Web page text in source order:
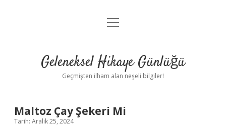
Anasayfa
Yasal Uyarı
menüyü
Geleneksel Hikaye Günlüğü
Geçmişten ilham alan neşeli bilgiler!
Maltoz Çay Şekeri Mi
Tarih: Aralık 25, 2024